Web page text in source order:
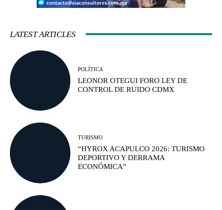
LATEST ARTICLES
POLÍTICA
LEONOR OTEGUI FORO LEY DE
CONTROL DE RUIDO CDMX
TURISMO
“HYROX ACAPULCO 2026: TURISMO
DEPORTIVO Y DERRAMA
ECONÓMICA”